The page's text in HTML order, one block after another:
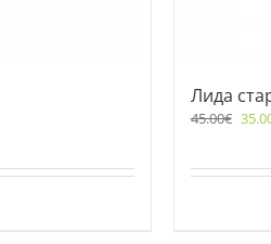
Лида
45.00€